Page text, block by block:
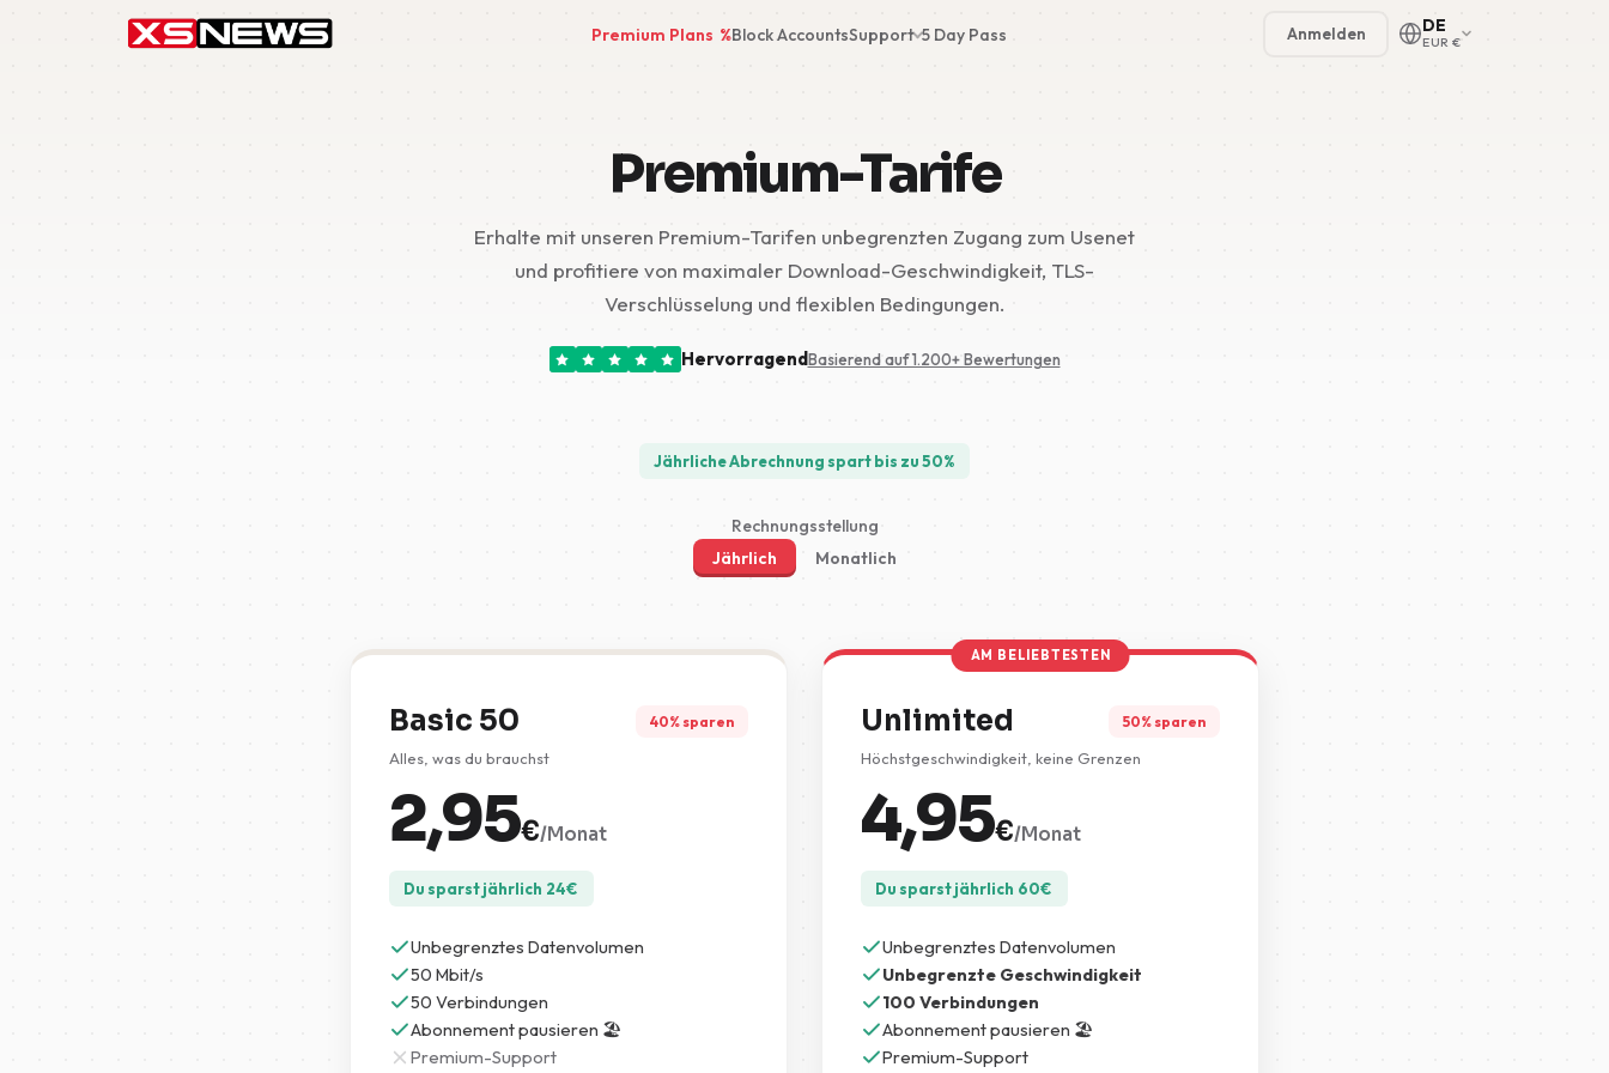
Premium Plans %Block AccountsSupport 5 Day Pass Anmelden DE
EUR €
Premium-Tarife
Erhalte mit unseren Premium-Tarifen unbegrenzten Zugang zum Usenet
und profitiere von maximaler Download-Geschwindigkeit, TLS-
Verschlüsselung und flexiblen Bedingungen.
HervorragendBasierend auf 1.200+ Bewertungen
Jährliche Abrechnung spart bis zu 50%
Rechnungsstellung
Jährlich
Monatlich
Basic 50 40% sparen
Alles, was du brauchst
2,95€/Monat
Du sparst jährlich 24€
Unbegrenztes Datenvolumen
50 Mbit/s
50 Verbindungen
Abonnement pausieren 🏖️
Premium-Support
AM BELIEBTESTEN
Unlimited 50% sparen
Höchstgeschwindigkeit, keine Grenzen
4,95€/Monat
Du sparst jährlich 60€
Unbegrenztes Datenvolumen
Unbegrenzte Geschwindigkeit
100 Verbindungen
Abonnement pausieren 🏖️
Premium-Support